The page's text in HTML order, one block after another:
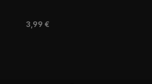
Regulärer Preis:
3,99 €